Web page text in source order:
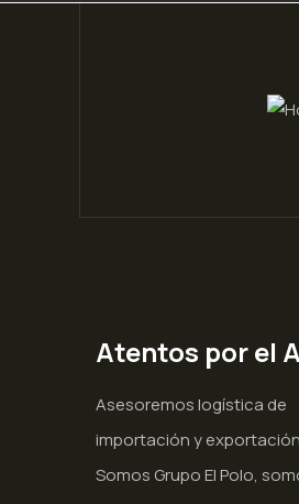
Atentos por el
Asesoremos logística de
importación y
Somos Grupo El Polo,